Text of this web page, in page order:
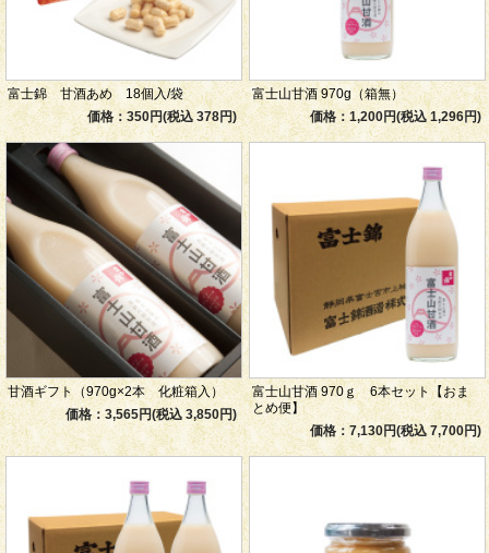
富士錦 甘酒あめ 18個入/袋
価格：350円(税込 378円)
富士山甘酒 970g（箱無）
価格：1,200円(税込 1,296円)
甘酒ギフト（970g×2本 化粧箱入）
価格：3,565円(税込 3,850円)
富士山甘酒 970ｇ 6本セット【おま
とめ便】
価格：7,130円(税込 7,700円)